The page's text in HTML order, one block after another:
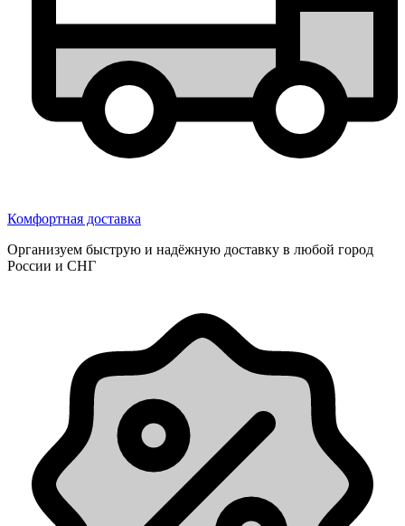
Комфортная доставка
Организуем быструю и надёжную доставку в любой город
России и СНГ